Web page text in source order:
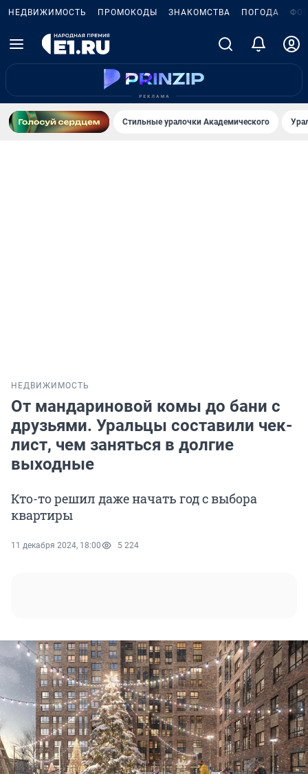
НЕДВИЖИМОСТЬ ПРОМОКОДЫ ЗНАКОМСТВА ПОГОДА
Стильные уралочки Академического
НЕДВИЖИМОСТЬ
От мандариновой комы до бани с
друзьями. Уральцы составили чек-
лист, чем заняться в долгие
выходные
Кто-то решил даже начать год с выбора
квартиры
11 декабря 2024, 18:00 5 224